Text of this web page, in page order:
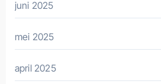
juni 2025
mei 2025
april 2025